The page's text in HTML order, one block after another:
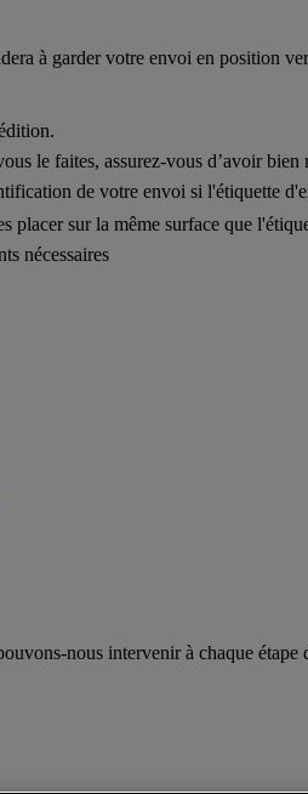
à garder votre envoi en position
le faites, assurez-vous d’avoir
de votre envoi si l'étiquette
placer sur la même surface que
nécessaires
nous intervenir à chaque étape